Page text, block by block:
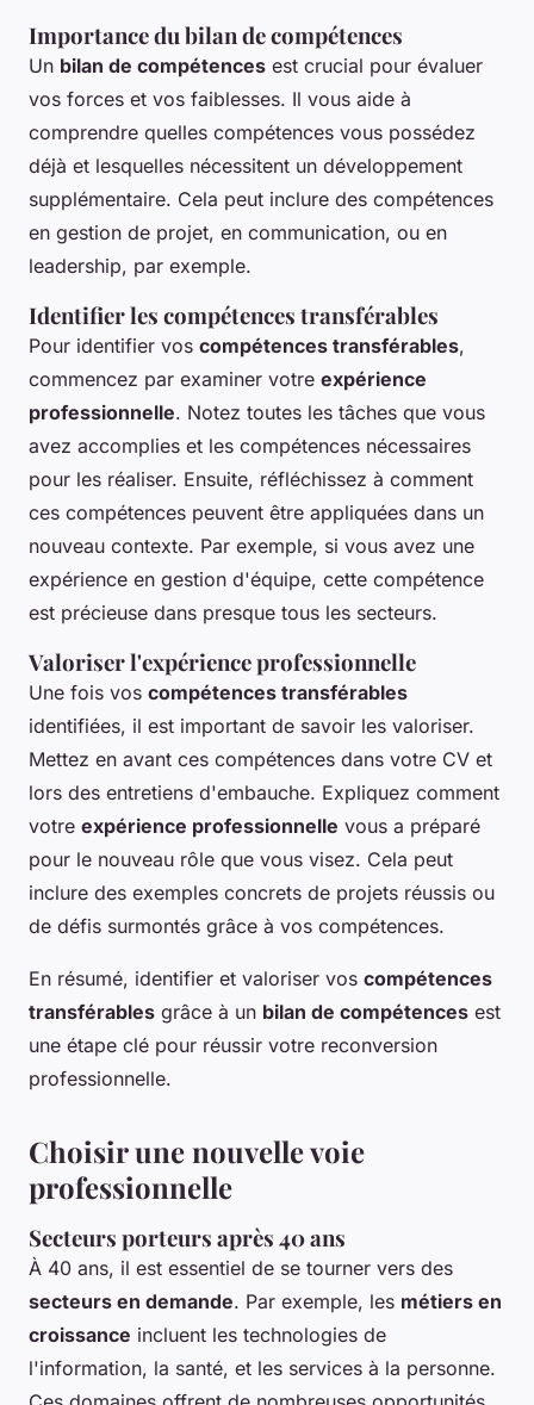
Importance du bilan de compétences
Un bilan de compétences est crucial pour évaluer
vos forces et vos faiblesses. Il vous aide à
comprendre quelles compétences vous possédez
déjà et lesquelles nécessitent un développement
supplémentaire. Cela peut inclure des compétences
en gestion de projet, en communication, ou en
leadership, par exemple.
Identifier les compétences transférables
Pour identifier vos compétences transférables,
commencez par examiner votre expérience
professionnelle. Notez toutes les tâches que vous
avez accomplies et les compétences nécessaires
pour les réaliser. Ensuite, réfléchissez à comment
ces compétences peuvent être appliquées dans un
nouveau contexte. Par exemple, si vous avez une
expérience en gestion d'équipe, cette compétence
est précieuse dans presque tous les secteurs.
Valoriser l'expérience professionnelle
Une fois vos compétences transférables
identifiées, il est important de savoir les valoriser.
Mettez en avant ces compétences dans votre CV et
lors des entretiens d'embauche. Expliquez comment
votre expérience professionnelle vous a préparé
pour le nouveau rôle que vous visez. Cela peut
inclure des exemples concrets de projets réussis ou
de défis surmontés grâce à vos compétences.
En résumé, identifier et valoriser vos compétences
transférables grâce à un bilan de compétences est
une étape clé pour réussir votre reconversion
professionnelle.
Choisir une nouvelle voie
professionnelle
Secteurs porteurs après 40 ans
À 40 ans, il est essentiel de se tourner vers des
secteurs en demande. Par exemple, les métiers en
croissance incluent les technologies de
l'information, la santé, et les services à la personne.